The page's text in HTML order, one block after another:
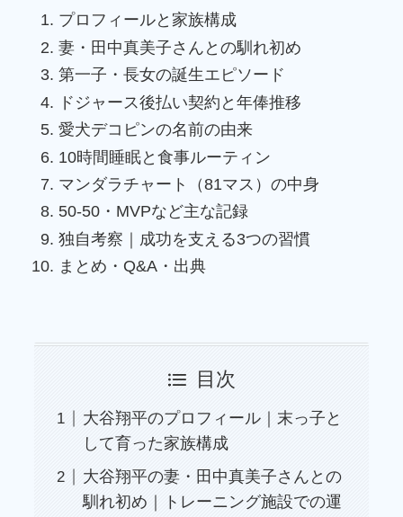
プロフィールと家族構成
妻・田中真美子さんとの馴れ初め
第一子・長女の誕生エピソード
ドジャース後払い契約と年俸推移
愛犬デコピンの名前の由来
10時間睡眠と食事ルーティン
マンダラチャート（81マス）の中身
50-50・MVPなど主な記録
独自考察｜成功を支える3つの習慣
まとめ・Q&A・出典
目次
大谷翔平のプロフィール｜末っ子と
して育った家族構成
大谷翔平の妻・田中真美子さんとの
馴れ初め｜トレーニング施設での運